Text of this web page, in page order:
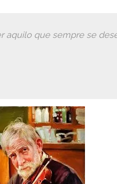
aquilo que sempre se